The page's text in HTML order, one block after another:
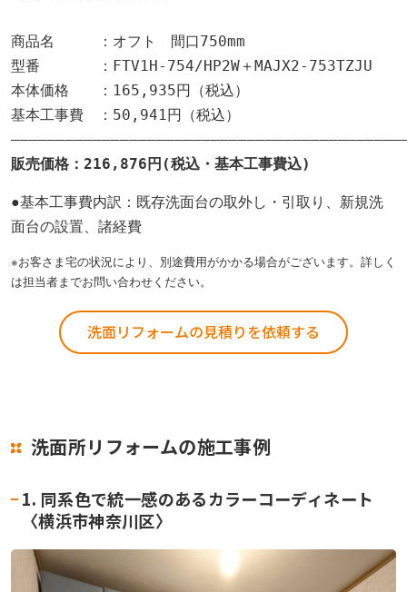
商品名　　　：オフト　間口750mm
型番　　　　：FTV1H-754/HP2W＋MAJX2-753TZJU
本体価格　　：165,935円（税込）
基本工事費　：50,941円（税込）
●基本工事費内訳：既存洗面台の取外し・引取り、新規洗
面台の設置、諸経費
※お客さま宅の状況により、別途費用がかかる場合がございます。詳しく
は担当者までお問い合わせください。
洗面リフォームの見積りを依頼する
洗面所リフォームの施工事例
1. 同系色で統一感のあるカラーコーディネート
〈横浜市神奈川区〉